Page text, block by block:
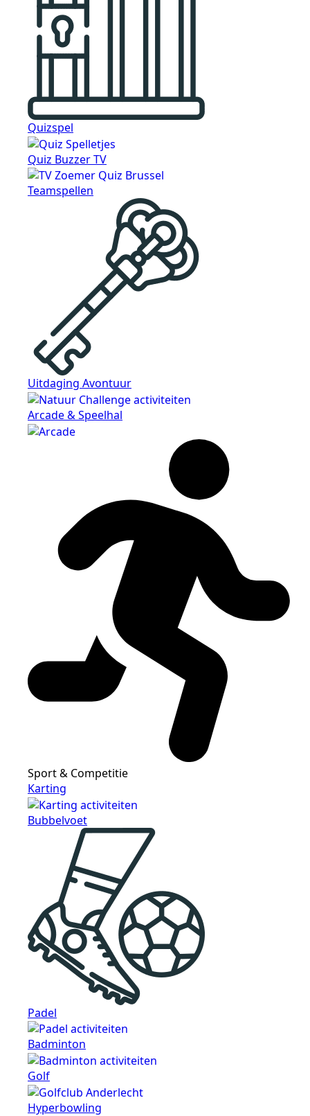
Quizspel
Quiz Buzzer TV
Teamspellen
Uitdaging Avontuur
Arcade & Speelhal
Sport & Competitie
Karting
Bubbelvoet
Padel
Badminton
Golf
Hyperbowling